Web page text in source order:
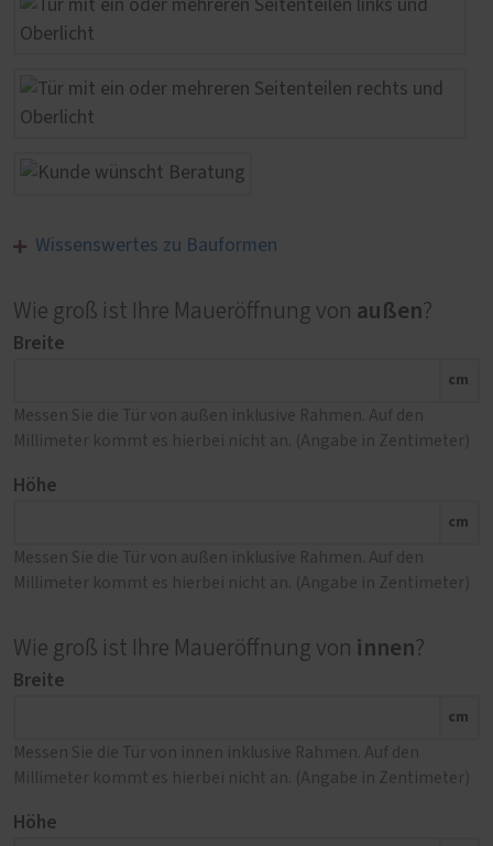
Wissenswertes zu Bauformen
Wie groß ist Ihre Maueröffnung von außen?
Breite
cm
Messen Sie die Tür von außen inklusive Rahmen. Auf den
Millimeter kommt es hierbei nicht an. (Angabe in Zentimeter)
Höhe
cm
Messen Sie die Tür von außen inklusive Rahmen. Auf den
Millimeter kommt es hierbei nicht an. (Angabe in Zentimeter)
Wie groß ist Ihre Maueröffnung von innen?
Breite
cm
Messen Sie die Tür von innen inklusive Rahmen. Auf den
Millimeter kommt es hierbei nicht an. (Angabe in Zentimeter)
Höhe